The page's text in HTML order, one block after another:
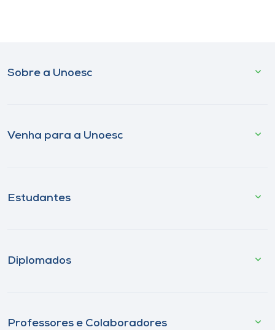
Sobre a Unoesc
Venha para a Unoesc
Estudantes
Diplomados
Professores e Colaboradores